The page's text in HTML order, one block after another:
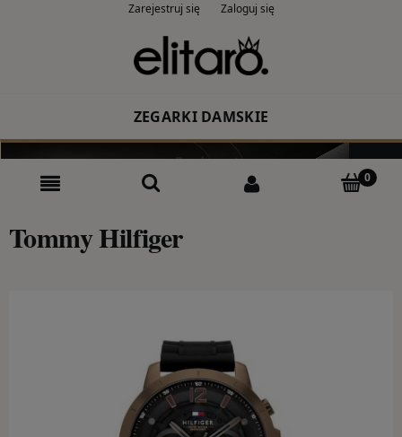
Zarejestruj się Zaloguj się
ZEGARKI DAMSKIE
Producent
ZEGARKI MĘSKIE
Rodzaj
Producent
Tommy Hilfiger